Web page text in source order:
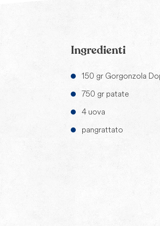
Ingredienti
150 gr Gorgonzola
750 gr patate
4 uova
pangrattato